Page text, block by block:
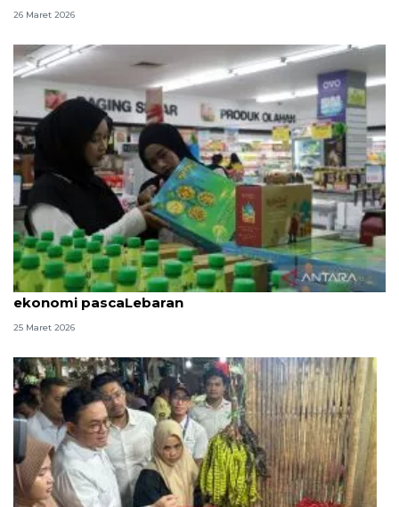
26 Maret 2026
CORE: Pemerintah perlu mitigasi tantangan
ekonomi pascaLebaran
25 Maret 2026